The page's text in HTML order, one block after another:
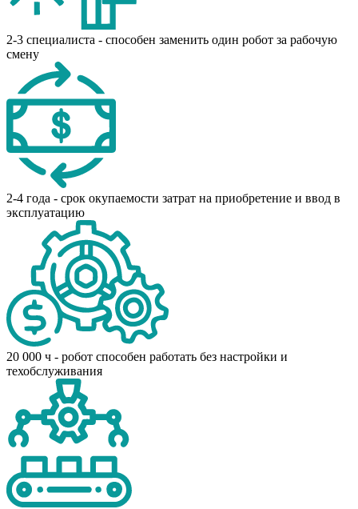
2-3 специалиста - способен заменить один робот за рабочую
смену
2-4 года - срок окупаемости затрат на приобретение и ввод в
эксплуатацию
20 000 ч - робот способен работать без настройки и
техобслуживания